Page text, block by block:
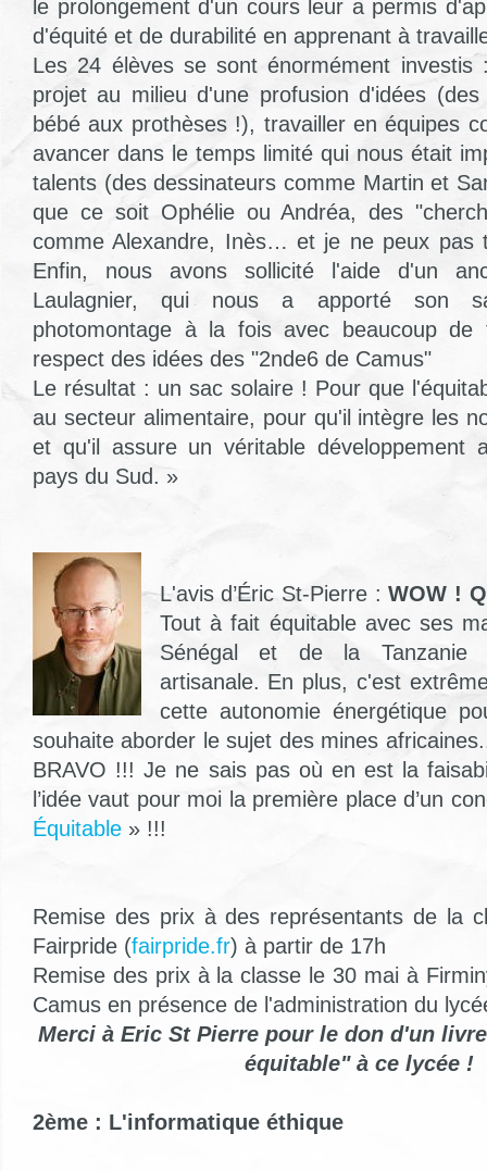
le prolongement d'un cours leur a permis
d'équité et de durabilité en apprenant à
Les 24 élèves se sont énormément
projet au milieu d'une profusion d'idées
bébé aux prothèses !), travailler en équipes
avancer dans le temps limité qui nous était
talents (des dessinateurs comme Martin et
que ce soit Ophélie ou Andréa, des
comme Alexandre, Inès… et je ne peux pas
Enfin, nous avons sollicité l'aide d'un
Laulagnier, qui nous a apporté son
photomontage à la fois avec beaucoup
respect des idées des "2nde6 de Camus"
Le résultat : un sac solaire ! Pour que
au secteur alimentaire, pour qu'il intègre les
et qu'il assure un véritable développement
pays du Sud. »
L'avis d’Éric St-Pierre :WOW !
Tout à fait équitable avec ses
Sénégal et de la Tanzanie
artisanale. En plus, c'est
cette autonomie énergétique
souhaite aborder le sujet des mines
BRAVO !!! Je ne sais pas où en est la
l’idée vaut pour moi la première place d’un
Équitable » !!!
Remise des prix à des représentants de la
Fairpride (fairpride.fr) à partir de 17h
Remise des prix à la classe le 30 mai à
Camus en présence de l'administration du
Merci à Eric St Pierre pour le don d'un
équitable" à ce lycée !
2ème : L'informatique éthique